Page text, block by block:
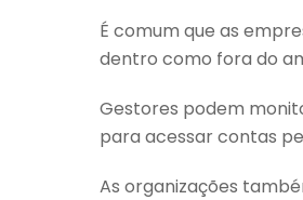
É comum que as
dentro como fora do
Gestores podem
para acessar contas
As organizações